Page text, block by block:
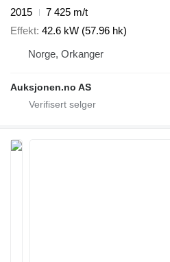
2015
7 425 m/t
Effekt 42.6 kW (57.96 hk)
Norge, Orkanger
Auksjonen.no AS